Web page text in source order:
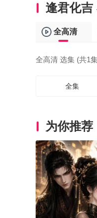
逢君化吉
全高清
全高清 选集 (共1
全集
为你推荐